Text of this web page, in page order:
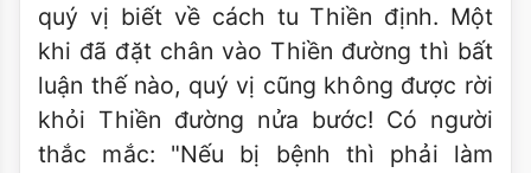
quý vị biết về cách tu Thiền định. Một
khi đã đặt chân vào Thiền đường thì bất
luận thế nào, quý vị cũng không được rời
khỏi Thiền đường nửa bước! Có người
thắc mắc: "Nếu bị bệnh thì phải làm